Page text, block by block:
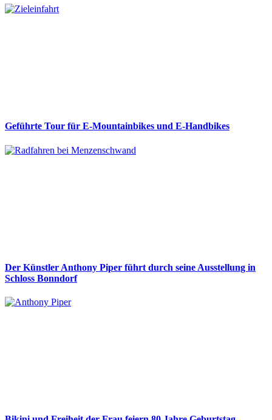
Geführte Tour für E-Mountainbikes und E-Handbikes
Der Künstler Anthony Piper führt durch seine Ausstellung in
Schloss Bonndorf